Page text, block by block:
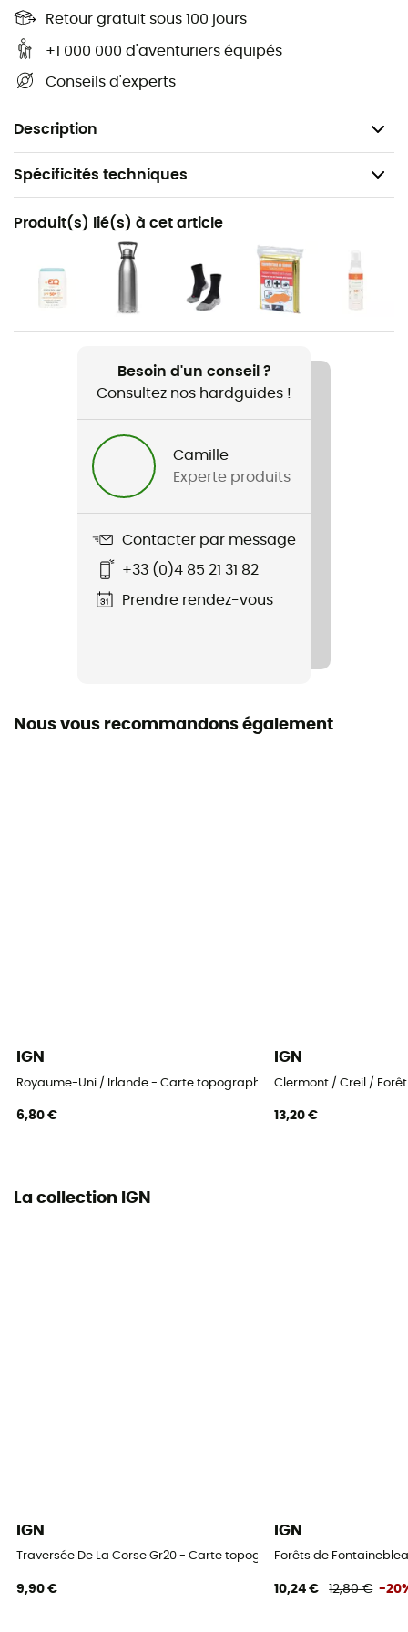
Retour gratuit sous 100 jours
+1 000 000 d'aventuriers équipés
Conseils d'experts
Description
routes de St-Chinian / L'Étang De Montady et découvrir
ses nombreuses richesses : reliefs, cours d'eau, refuges
et autres sites remarquables... Au-delà de votre sens de
l'orientation, cette carte de randonnée IGN est donc,
selon nous, indispensable dans votre sac et dans vos
mains !
Spécificités techniques
Recommandé pour
Randonnée / Trekking / Voyage
Nom du produit
St-Chinian / L'Étang De Montady
Produit(s) lié(s) à cet article
Besoin d'un conseil ?
Consultez nos hardguides !
Camille
Experte produits
Contacter par message
+33 (0)4 85 21 31 82
Prendre rendez-vous
Nous vous recommandons également
IGN
Royaume-Uni / Irlande - Carte topographique
6,80 €
IGN
Clermont / Creil /
13,20 €
La collection IGN
IGN
Traversée De La Corse Gr20 - Carte topographique
9,90 €
IGN
Forêts de
10,24 € 12,80 € -